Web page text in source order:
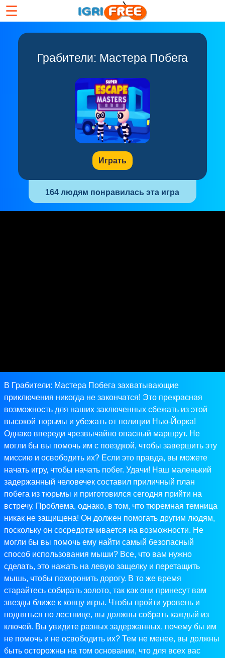
☰
Грабители: Мастера Побега
Играть
164 людям понравилась эта игра
В Грабители: Мастера Побега захватывающие
приключения никогда не закончатся! Это прекрасная
возможность для наших заключенных сбежать из этой
высокой тюрьмы и убежать от полиции Нью-Йорка!
Однако впереди чрезвычайно опасный маршрут. Не
могли бы вы помочь им с поездкой, чтобы завершить эту
миссию и освободить их? Если это правда, вы можете
начать игру, чтобы начать побег. Удачи! Наш маленький
задержанный человечек составил приличный план
побега из тюрьмы и приготовился сегодня прийти на
встречу. Проблема, однако, в том, что тюремная темница
никак не защищена! Он должен помогать другим людям,
поскольку он сосредотачивается на возможности. Не
могли бы вы помочь ему найти самый безопасный
способ использования мыши? Все, что вам нужно
сделать, это нажать на левую защелку и перетащить
мышь, чтобы похоронить дорогу. В то же время
старайтесь собирать золото, так как они принесут вам
звезды ближе к концу игры. Чтобы пройти уровень и
подняться по лестнице, вы должны собрать каждый из
ключей. Вы увидите разных задержанных, почему бы им
не помочь и не освободить их? Тем не менее, вы должны
быть осторожны на том основании, что для всех вас